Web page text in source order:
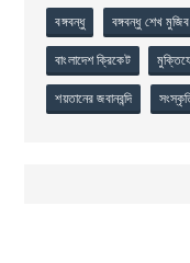
বঙ্গবন্ধু বঙ্গবন্ধু শেখ মুজিব
বাংলাদেশ ক্রিকেট
শয়তানের জবানবন্দি